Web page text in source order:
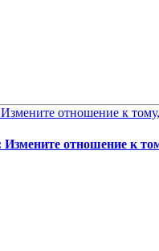
отношение к